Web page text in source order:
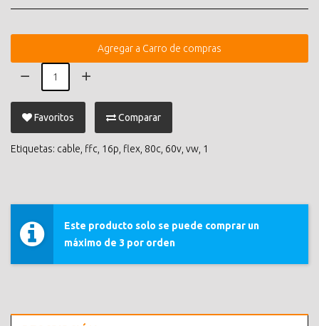
Agregar a Carro de compras
Favoritos Comparar
Etiquetas: cable ffc 16p flex 80c 60v vw 1
Este producto solo se puede comprar un
máximo de 3 por orden